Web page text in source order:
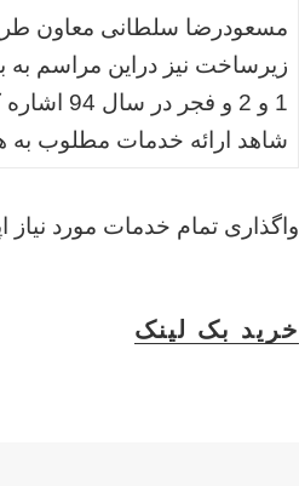
مسعودرضا سلطانی معاون
1 و 2 و
شاهد ارائه خدمات مطلوب به
واگذاری تمام خدمات مورد نیاز
خرید بک لینک